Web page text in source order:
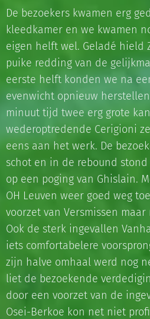
De bezoekers kwamen erg
kleedkamer en we kwamen
eigen helft wel. Geladé hield
puike redding van de
eerste helft konden we na
evenwicht opnieuw
minuut tijd twee erg grote
wederoptredende Cerigioni
eens aan het werk. De
schot en in de rebound
op een poging van Ghislain.
OH Leuven weer goed weg
voorzet van Versmissen
Ook de sterk ingevallen
iets comfortabelere
zijn halve omhaal werd nog
liet de bezoekende
door een voorzet van de
Osei-Berkoe kon net niet